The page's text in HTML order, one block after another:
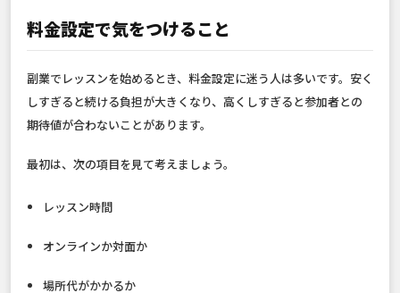
料金設定で気をつけること
副業でレッスンを始めるとき、料金設定に迷う人は多いです。安く
しすぎると続ける負担が大きくなり、高くしすぎると参加者との
期待値が合わないことがあります。
最初は、次の項目を見て考えましょう。
レッスン時間
オンラインか対面か
場所代がかかるか